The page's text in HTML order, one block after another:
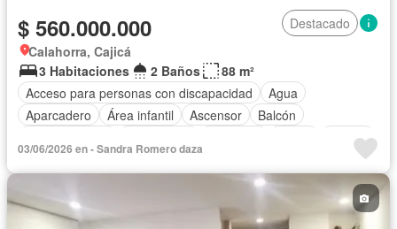
$ 560.000.000
Destacado
Calahorra, Cajicá
3 Habitaciones
2 Baños
88 m²
Acceso para personas con discapacidad
Agua
Aparcadero
Área infantil Ascensor
Balcón
Piscina
Seguridad privada
Tanque de agua
03/06/2026 en - Sandra Romero daza